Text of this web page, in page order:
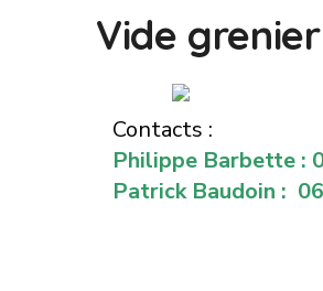
Vide
Contacts :
Philippe Barbette :
Patrick Baudoin :